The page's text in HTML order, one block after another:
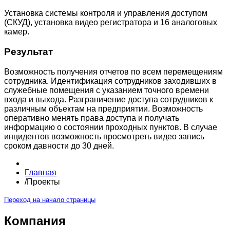
Установка системы контроля и управления доступом
(СКУД), установка видео регистратора и 16 аналоговых
камер.
Результат
Возможность получения отчетов по всем перемещениям
сотрудника. Идентификация сотрудников заходивших в
служебные помещения с указанием точного времени
входа и выхода. Разграничение доступа сотрудников к
различным объектам на предприятии. Возможность
оперативно менять права доступа и получать
информацию о состоянии проходных пунктов. В случае
инцидентов возможность просмотреть видео запись
сроком давности до 30 дней.
Главная
/Проекты
Переход на начало страницы
Компания